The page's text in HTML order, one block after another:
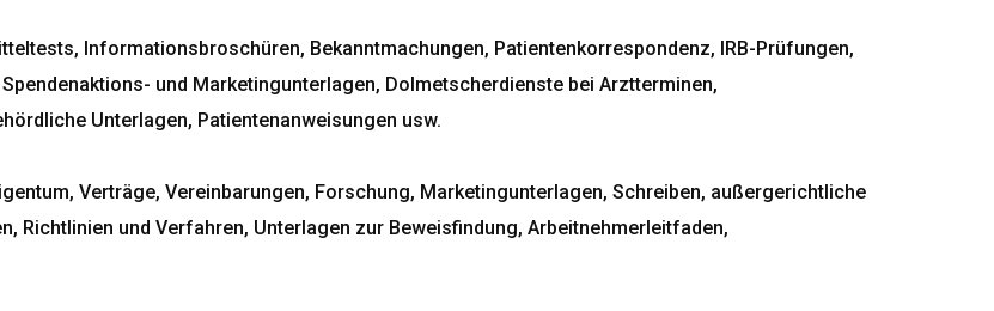
Informationsbroschüren, Bekanntmachungen, Patientenkorrespondenz, IRB-Prüfungen,
und Marketingunterlagen, Dolmetscherdienste bei Arztterminen,
Unterlagen, Patientenanweisungen usw.
Verträge, Vereinbarungen, Forschung, Marketingunterlagen, Schreiben, außergerichtliche
Richtlinien und Verfahren, Unterlagen zur Beweisfindung, Arbeitnehmerleitfaden,